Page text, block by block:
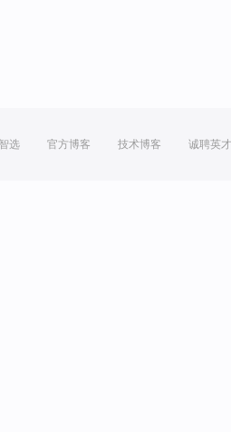
选 官方博客 技术博客 诚聘英才